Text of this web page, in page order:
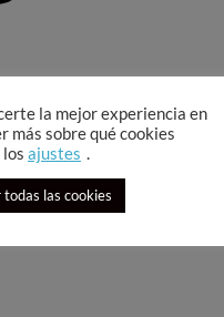
la mejor experiencia en
más sobre qué cookies
ajustes .
las cookies